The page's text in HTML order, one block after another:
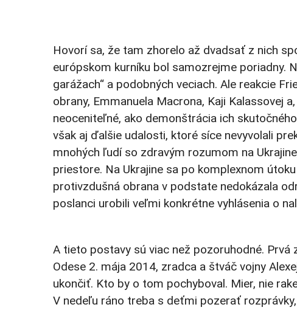
Hovorí sa, že tam zhorelo až dvadsať z nich
európskom kurníku bol samozrejme poriadny.
garážach“ a podobných veciach. Ale reakcie
obrany, Emmanuela Macrona, Kaji Kalassovej
neoceniteľné, ako demonštrácia ich
však aj ďalšie udalosti, ktoré síce nevyvolali
mnohých ľudí so zdravým rozumom na
priestore. Na Ukrajine sa po komplexnom
protivzdušná obrana v podstate nedokázala
poslanci urobili veľmi konkrétne vyhlásenia o
A tieto postavy sú viac než pozoruhodné.
Odese 2. mája 2014, zradca a štváč vojny
ukončiť. Kto by o tom pochyboval. Mier, nie
V nedeľu ráno treba s deťmi pozerať